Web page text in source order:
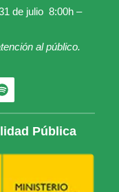
de julio 8:00h –
al público.
Pública